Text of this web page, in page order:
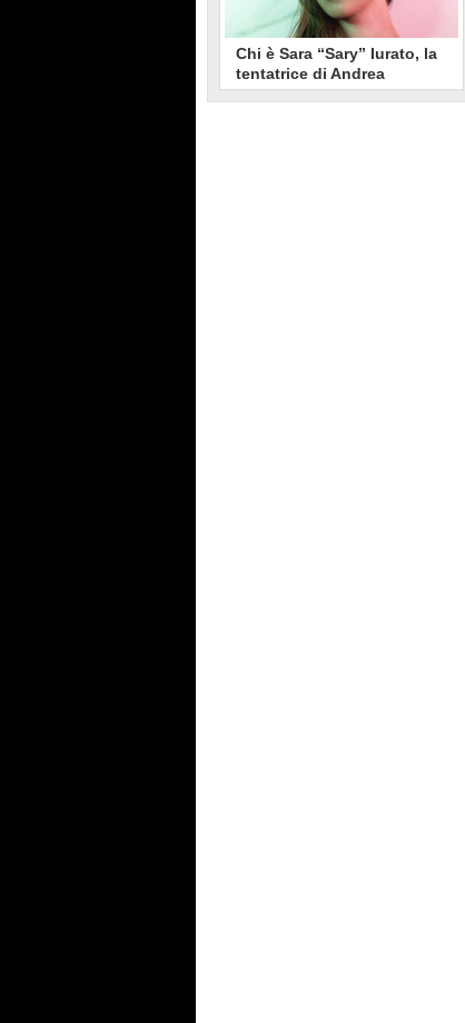
Chi è Sara “Sary” Iurato, la
tentatrice di Andrea
Petraroli a Temptation